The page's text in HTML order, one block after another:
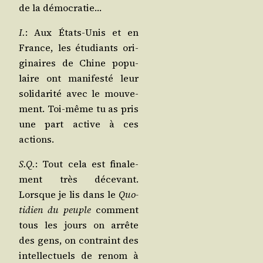
de la démocratie…
I.: Aux États-Unis et en
France, les étu­diants ori­
gi­naires de Chine popu­
laire ont mani­fes­té leur
soli­da­ri­té avec le mou­ve­
ment. Toi-même tu as pris
une part active à ces
actions.
S.Q.: Tout cela est fina­le­
ment très déce­vant.
Lorsque je lis dans le Quo­
ti­dien du peuple com­ment
tous les jours on arrête
des gens, on contraint des
intel­lec­tuels de renom à